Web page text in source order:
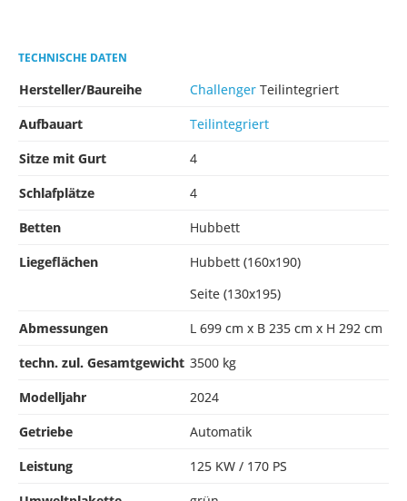
TECHNISCHE DATEN
Hersteller/Baureihe Challenger Teilintegriert
Aufbauart
Teilintegriert
Sitze mit Gurt
4
Schlafplätze
4
Betten
Hubbett
Liegeflächen
Hubbett (160x190)
Seite (130x195)
Abmessungen
L 699 cm x B 235 cm x H 292 cm
techn. zul. Gesamtgewicht 3500 kg
Modelljahr
2024
Getriebe
Automatik
Leistung
125 KW / 170 PS